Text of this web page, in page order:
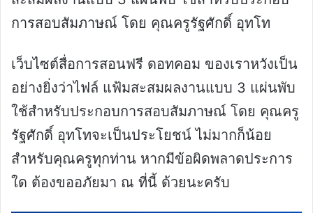
การสอบสัมภาษณ์ โดย คุณครูรัฐศักดิ์ อุทโท
เว็บไซต์สื่อการสอนฟรี ดอทคอม ของเราหวังเป็น
อย่างยิ่งว่าไฟล์ แฟ้มสะสมผลงานแบบ 3 แผ่นพับ
ใช้สำหรับประกอบการสอบสัมภาษณ์ โดย คุณครู
รัฐศักดิ์ อุทโทจะเป็นประโยชน์ ไม่มากก็น้อย
สำหรับคุณครูทุกท่าน หากมีข้อผิดพลาดประการ
ใด ต้องขออภัยมา ณ ที่นี้ ด้วยนะครับ